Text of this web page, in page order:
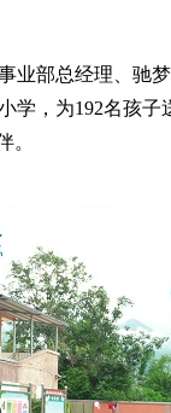
业部总经理、驰
，为192名孩子
。